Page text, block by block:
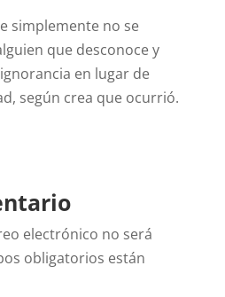
simplemente no se
que desconoce y
en lugar de
según crea que ocurrió.
electrónico no será
obligatorios están